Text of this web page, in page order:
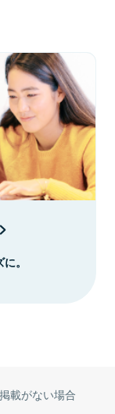
掲載がない場合
。